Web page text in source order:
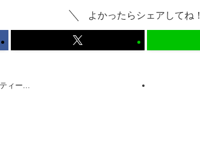
よかったらシェアしてね！
ィー...